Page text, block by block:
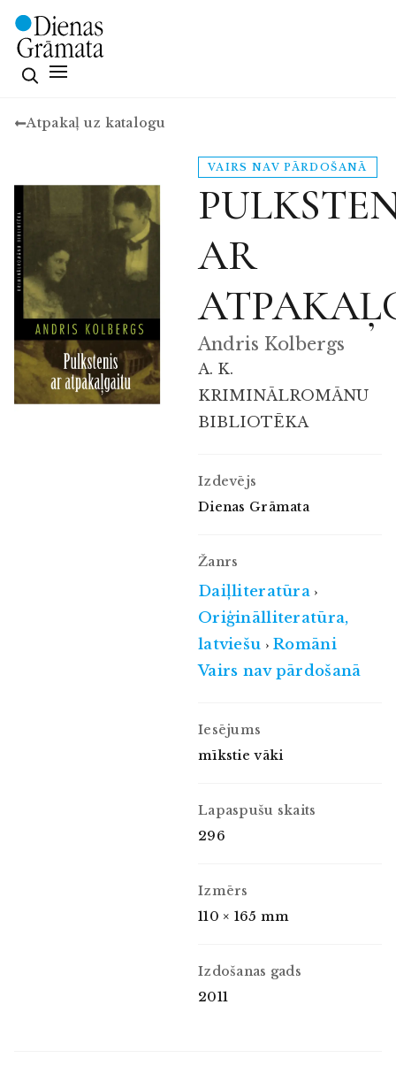
Atpakaļ uz katalogu
VAIRS NAV PĀRDOŠANĀ
AR
Andris Kolbergs
A. K.
KRIMINĀLROMĀNU
BIBLIOTĒKA
Izdevējs
Dienas Grāmata
Žanrs
Daiļliteratūra ›
Oriģinālliteratūra,
latviešu ›Romāni
Vairs nav pārdošanā
Iesējums
mīkstie vāki
Lapaspušu skaits
296
Izmērs
110 × 165 mm
Izdošanas gads
2011